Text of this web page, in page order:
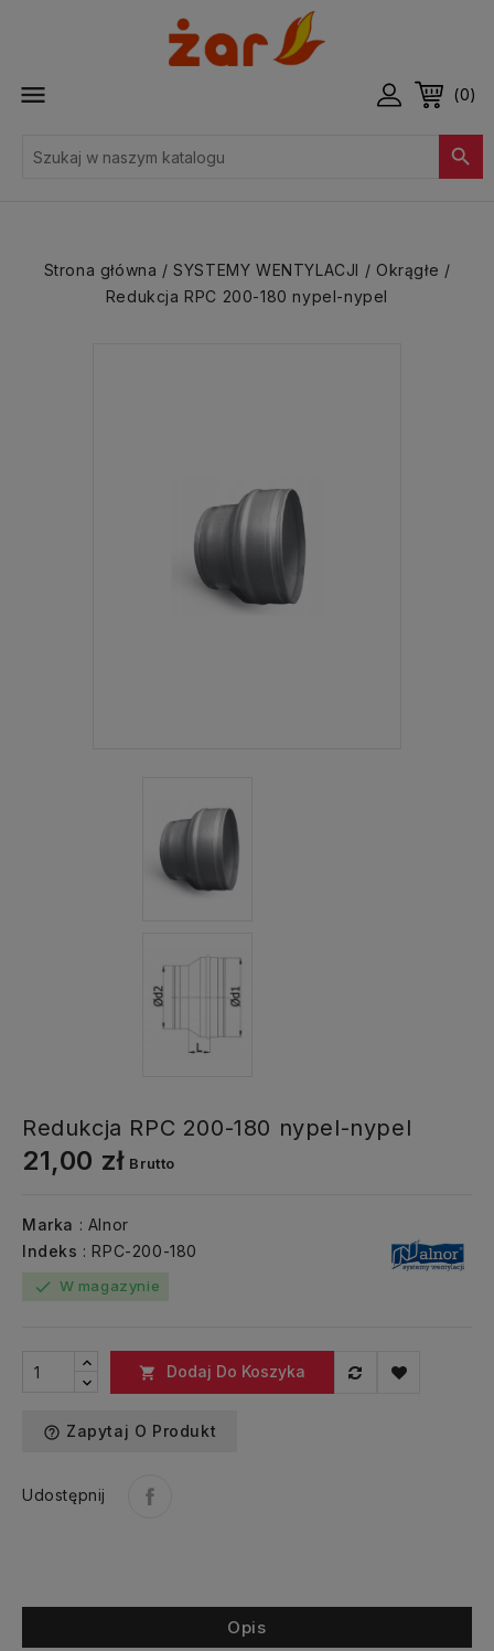
 (0)

Strona główna SYSTEMY WENTYLACJI
Okrągłe
Redukcja RPC 200-180 nypel-nypel
Redukcja RPC 200-180 nypel-nypel
21,00 zł Brutto
Marka : Alnor
Indeks : RPC-200-180
check W magazynie
 Dodaj Do Koszyka
help_outline Zapytaj O Produkt
Udostępnij
Opis